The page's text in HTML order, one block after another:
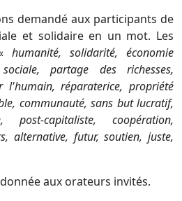
demandé aux participants de
et solidaire en un mot. Les
«humanité, solidarité, économie
partage des richesses,
l'humain, réparaterice, propriété
communauté, sans but lucratif,
post-capitaliste, coopération,
alternative, futur, soutien, juste,
aux orateurs invités.